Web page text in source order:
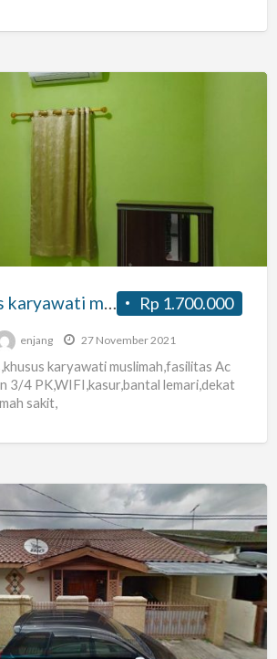
Rp 1.700.000
kosan khusus karyawati muslimah
enjang 27 November 2021
karyawati muslimah,fasilitas Ac
3/4 PK,WIFI,kasur,bantal lemari,dekat
sakit,